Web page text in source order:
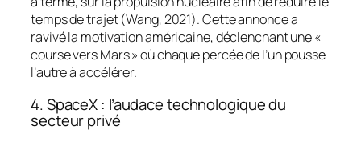
temps de trajet (Wang, 2021). Cette annonce a
ravivé la motivation américaine, déclenchant une «
course vers Mars » où chaque percée de l’un pousse
l’autre à accélérer.
4. SpaceX : l’audace technologique du
secteur privé